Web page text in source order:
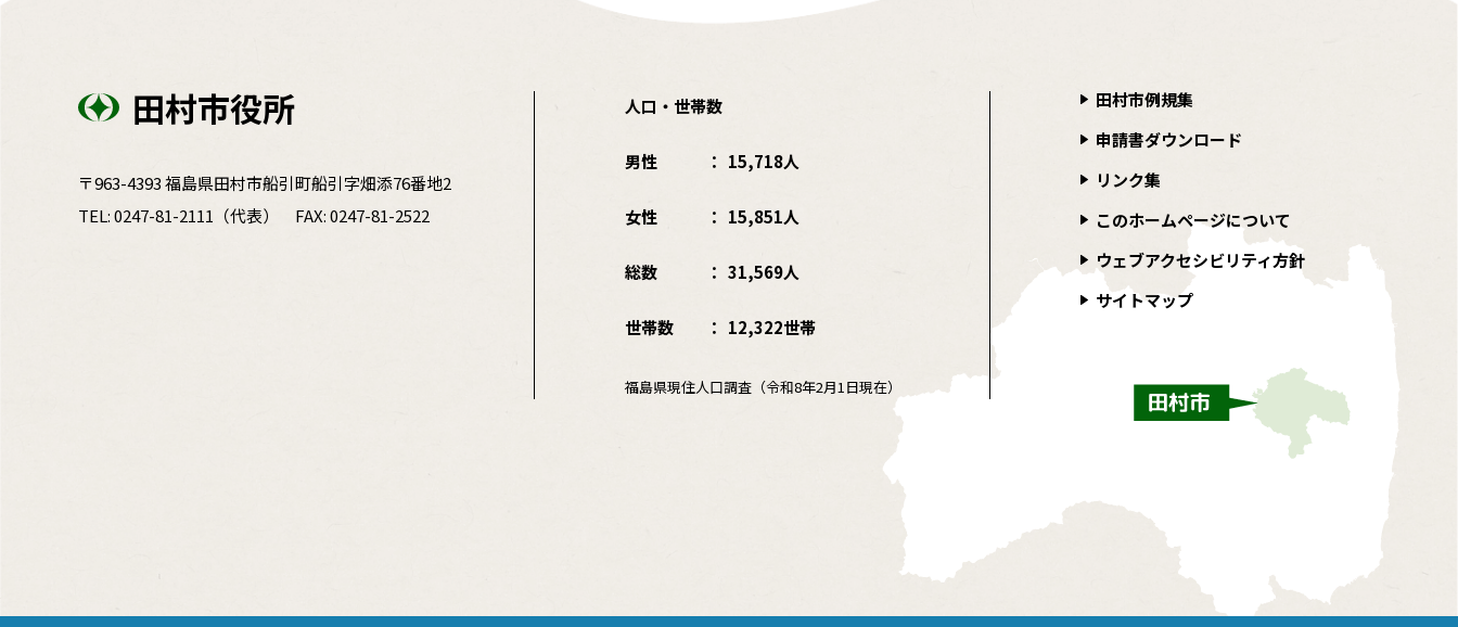
田村市役所
〒963-4393 福島県田村市船引町船引字畑添76番地2
TEL:0247-81-2111 （代表） FAX: 0247-81-2522
人口・世帯数
男性 15,718人
女性 15,851人
総数 31,569人
世帯数 12,322世帯
福島県現住人口調査（令和8年2月1日現在）
田村市例規集
申請書ダウンロード
リンク集
このホームページについて
ウェブアクセシビリティ方針
サイトマップ